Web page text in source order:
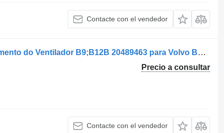
Contacte con el vendedor
Volvo B12B Motor Hidráulico Acionamento do Ventilador B9;B12B 20489463 para Volvo B12B B9;B12B autobús
Precio a consultar
Contacte con el vendedor